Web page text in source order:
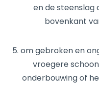
en de steenslag
bovenkant
5. om gebroken en
vroegere
onderbouwing of